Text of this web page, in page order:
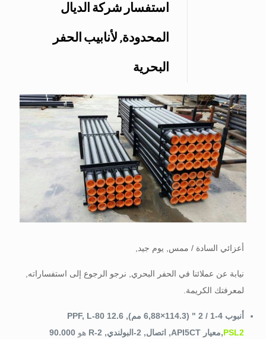
استفسار شركة الديال
المحدودة, لأنابيب الحفر
البحرية
أعزائي السادة / ممس, يوم جيد,
نيابة عن عملائنا في الحفر البحري, نرجو الرجوع إلى استفساراته,
لمعرفتك الكريمة.
أنبوب 4-1 / 2 " (114.3×6,88 مم), 12.6 PPF, L-80
PSL2,معيار API5CT, اتصال, 2-البولندي, R-2 هو 90.000